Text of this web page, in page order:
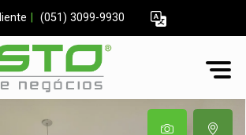
(051) 3099-9930